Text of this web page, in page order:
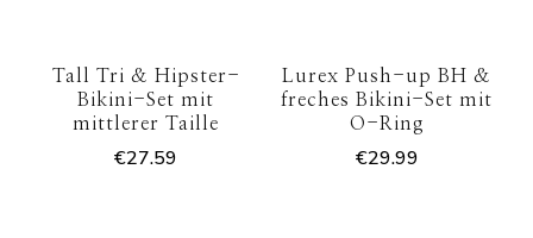
Tall Tri & Hipster-
Bikini-Set mit
mittlerer Taille
€27.59
Lurex Push-up BH &
freches Bikini-Set mit
O-Ring
€29.99